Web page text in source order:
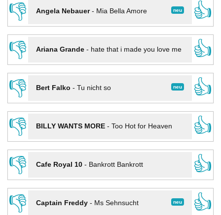
👎 neu
Angela Nebauer- Mia Bella Amore
👍
👎
Ariana Grande- hate that i made you love me
👍
👎
neu
Bert Falko - Tu nicht so
👍
👎
BILLY WANTS MORE- Too Hot for Heaven
👍
👎
Cafe Royal 10- Bankrott Bankrott
👍
👎
neu
Captain Freddy- Ms Sehnsucht
👍